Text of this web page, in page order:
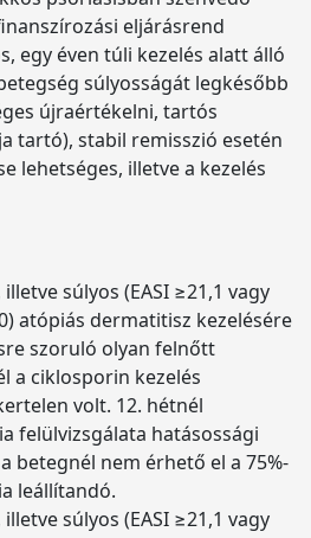
eljárásrend
egy éven túli kezelés alatt álló
súlyosságát legkésőbb
újraértékelni, tartós
tartó), stabil remisszió esetén
lehetséges, illetve a kezelés
súlyos (EASI ≥21,1 vagy
atópiás dermatitisz kezelésére
szoruló olyan felnőtt
a ciklosporin kezelés
volt. 12. hétnél
felülvizsgálata hatásossági
betegnél nem érhető el a 75%-
leállítandó.
súlyos (EASI ≥21,1 vagy